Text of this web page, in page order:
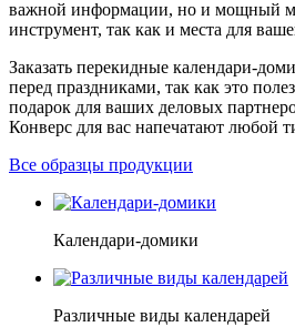
важной информации, но и мощный
инструмент, так как и места для
Заказать перекидные календари-
перед праздниками, так как это
подарок для ваших деловых
Конверс для вас напечатают любой
Все образцы продукции
Календари-домики
Различные виды календарей